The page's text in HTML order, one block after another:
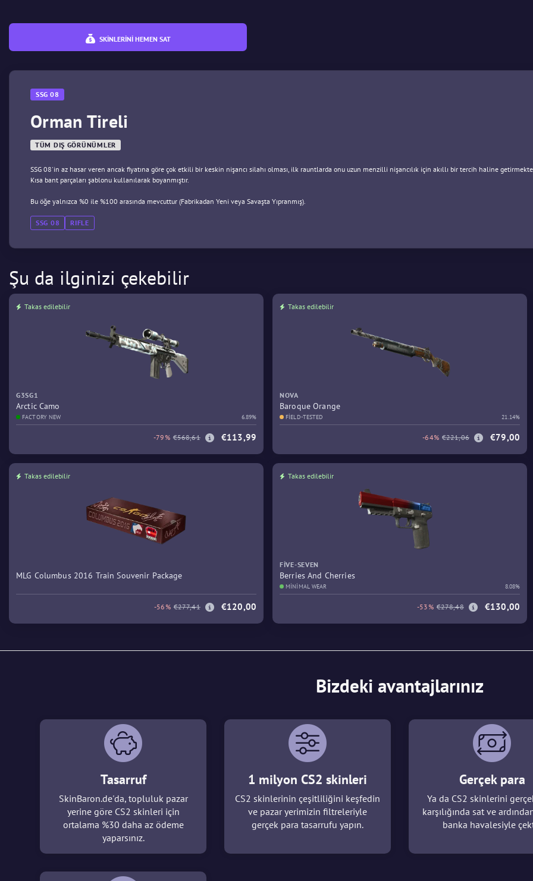
SKINLERINI HEMEN SAT
SSG 08
Orman Tireli
TÜM DIŞ GÖRÜNÜMLER
SSG 08'in az hasar veren ancak fiyatına göre çok etkili bir keskin nişancı silahı olması, ilk rauntlarda onu uzun menzilli nişancılık için akıllı bir tercih haline
Kısa bant parçaları şablonu kullanılarak boyanmıştır.
Bu öğe yalnızca %0 ile %100 arasında mevcuttur (Fabrikadan Yeni veya Savaşta Yıpranmış).
SSG 08 RIFLE
Şu da ilginizi çekebilir
Takas edilebilir
G3SG1
Arctic Camo
FACTORY NEW 6.89%
-79% €568,61 €113,99
Takas edilebilir
NOVA
Baroque Orange
FIELD-TESTED 21.14%
-64% €221,06 €79,00
Takas edilebilir
MLG Columbus 2016 Train Souvenir Package
-56% €277,41 €120,00
Takas edilebilir
FIVE-SEVEN
Berries And Cherries
MINIMAL WEAR 8.08%
-53% €278,48 €130,00
Bizdeki avantajlarınız
Tasarruf
SkinBaron.de'da, topluluk pazar
yerine göre CS2 skinleri için
ortalama %30 daha az ödeme
yaparsınız.
1 milyon CS2 skinleri
CS2 skinlerinin çeşitliliğini keşfedin
ve pazar yerimizin filtreleriyle
gerçek para tasarrufu yapın.
Gerçek para
Ya da CS2 skinlerini
karşılığında sat ve
banka havalesiyle